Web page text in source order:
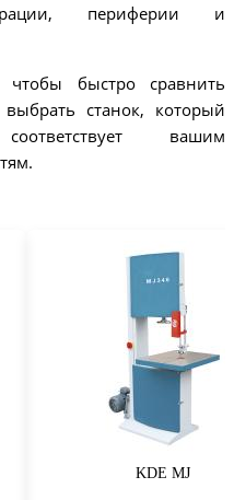
периферии и
чтобы быстро сравнить
станок, который
вашим
KDE MJ